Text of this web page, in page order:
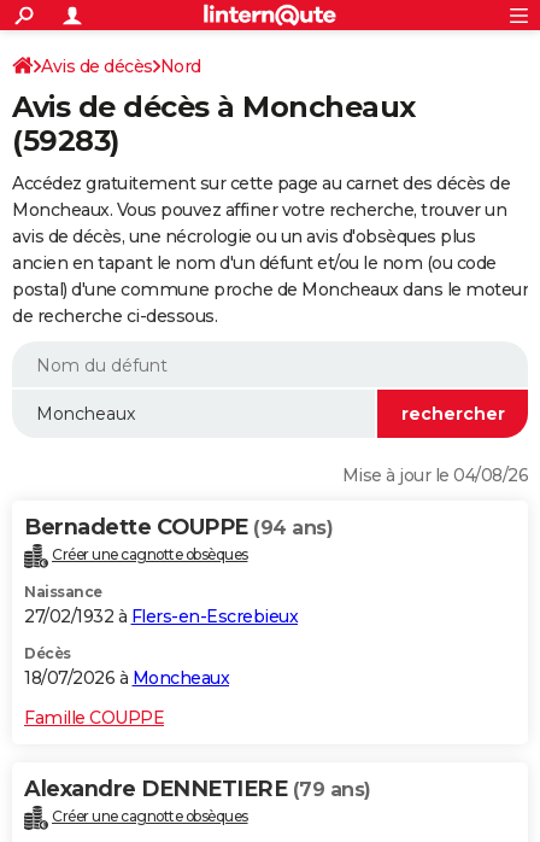
ACTUALITÉS
Politique
Société
Faits Divers
Education
Monde
Villes
+
SPORT
Coupe du monde 2026
Football
Tennis
Cyclisme
Rugby
Forum
FINANCE
Retraite
Impôts
Epargne
Immobilier
Risques naturels par ville
Banque
Assurance
Crédit
Essais
Réserver un essai
Citadines
Berlines
SUV
Forum auto
+
HIGH-TECH
Mobiles
Meilleur smartphone
Internet
Ordinateurs
Jeux vidéo
Guide high-tech
+
BRICOLAGE
Forum
Aménagement intérieur
Extérieur
Cuisine
Salle de bains
Jardinage
Rangement
WEEK-END
Guides de France
Escapades
Patrimoine
Expositions
Musées
Week-end nature
LIFESTYLE
Alimentation
Guide de la santé
Maladies
Médicaments
Sommeil
VOYAGE
Destinations
City break
Voyage nature
Voyage de noces
Forum
Climat
+PHOTO
GUIDES D'ACHAT
BONS PLANS
CARTE DE VOEUX
Dictionnaire
Biographies
Citations
Expressions
Proverbes
PROGRAMME TV
Avis de décès Nord
Avis de décès à Moncheaux
(59283)
Accédez gratuitement sur cette page au carnet des décès de
Moncheaux. Vous pouvez affiner votre recherche, trouver un
avis de décès, une nécrologie ou un avis d'obsèques plus
ancien en tapant le nom d'un défunt et/ou le nom (ou code
postal) d'une commune proche de Moncheaux dans le moteur
de recherche ci-dessous.
Mise à jour le 04/08/26
Bernadette COUPPE (94 ans)
Créer une cagnotte obsèques
Naissance
27/02/1932 à Flers-en-Escrebieux
Décès
18/07/2026 à Moncheaux
Famille COUPPE
Alexandre DENNETIERE (79 ans)
Créer une cagnotte obsèques